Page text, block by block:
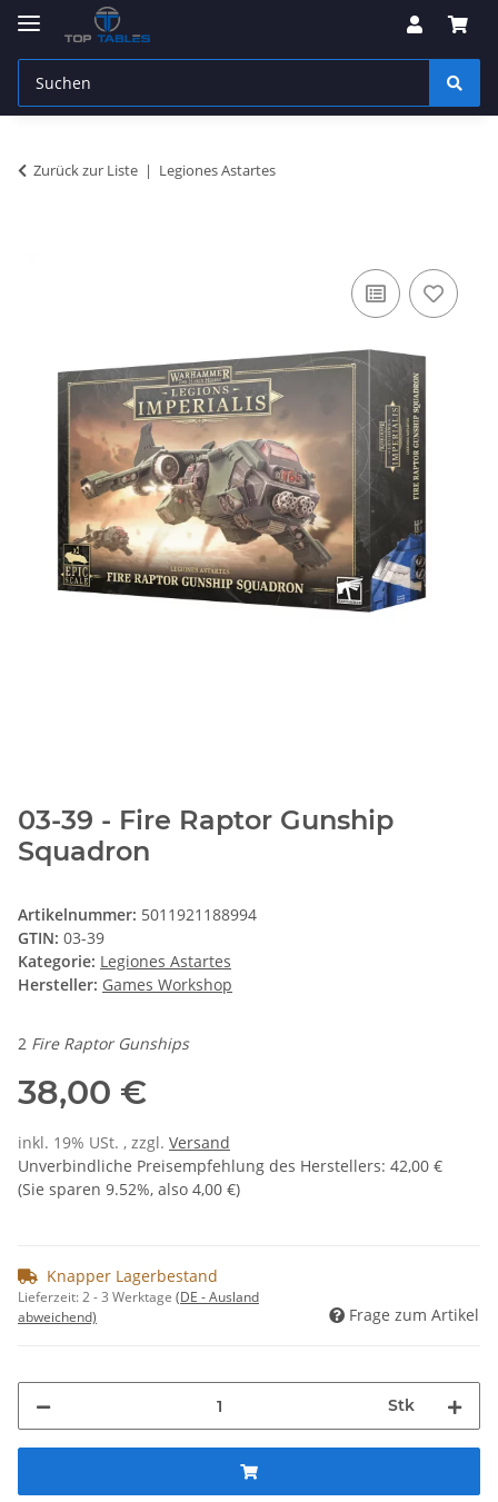
Zurück zur Liste Legiones Astartes
03-39 - Fire Raptor Gunship
Squadron
Artikelnummer: 5011921188994
GTIN: 03-39
Kategorie: Legiones Astartes
Hersteller: Games Workshop
2 Fire Raptor Gunships
38,00 €
inkl. 19% USt. , zzgl. Versand
Unverbindliche Preisempfehlung des Herstellers: 42,00 €
(Sie sparen 9.52%, also 4,00 €)
Knapper Lagerbestand
Lieferzeit:2 - 3 Werktage (DE - Ausland
abweichend)
Frage zum Artikel
Stk